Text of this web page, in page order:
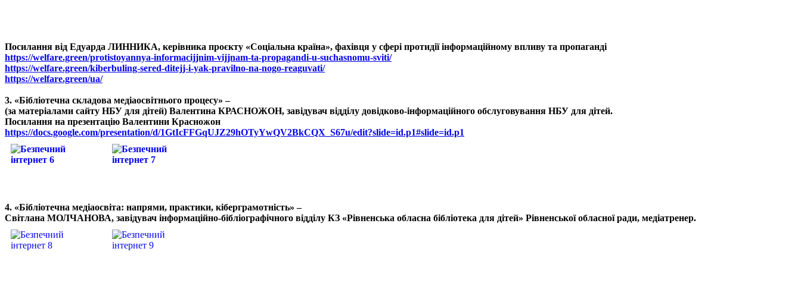
Посилання від Едуарда ЛИННИКА, керівника проєкту «Соціальна країна», фахівця у сфері протидії інформаційному впливу та пропаганді
https://welfare.green/protistoyannya-informacijjnim-vijjnam-ta-propagandi-u-suchasnomu-sviti/
https://welfare.green/kiberbuling-sered-ditejj-i-yak-pravilno-na-nogo-reaguvati/
https://welfare.green/ua/
3. «Бібліотечна складова медіаосвітнього процесу» –
(за матеріалами сайту НБУ для дітей) Валентина КРАСНОЖОН, завідувач відділу довідково-інформаційного обслуговування НБУ для дітей.
Посилання на презентацію Валентини Красножон
https://docs.google.com/presentation/d/1GtIcFFGqUJZ29hOTyYwQV2BkCQX_S67u/edit?slide=id.p1#slide=id.p1
4. «Бібліотечна медіаосвіта: напрями, практики, кіберграмотність» –
Світлана МОЛЧАНОВА, завідувач інформаційно-бібліографічного відділу КЗ «Рівненська обласна бібліотека для дітей» Рівненської обласної ради, медіатренер.